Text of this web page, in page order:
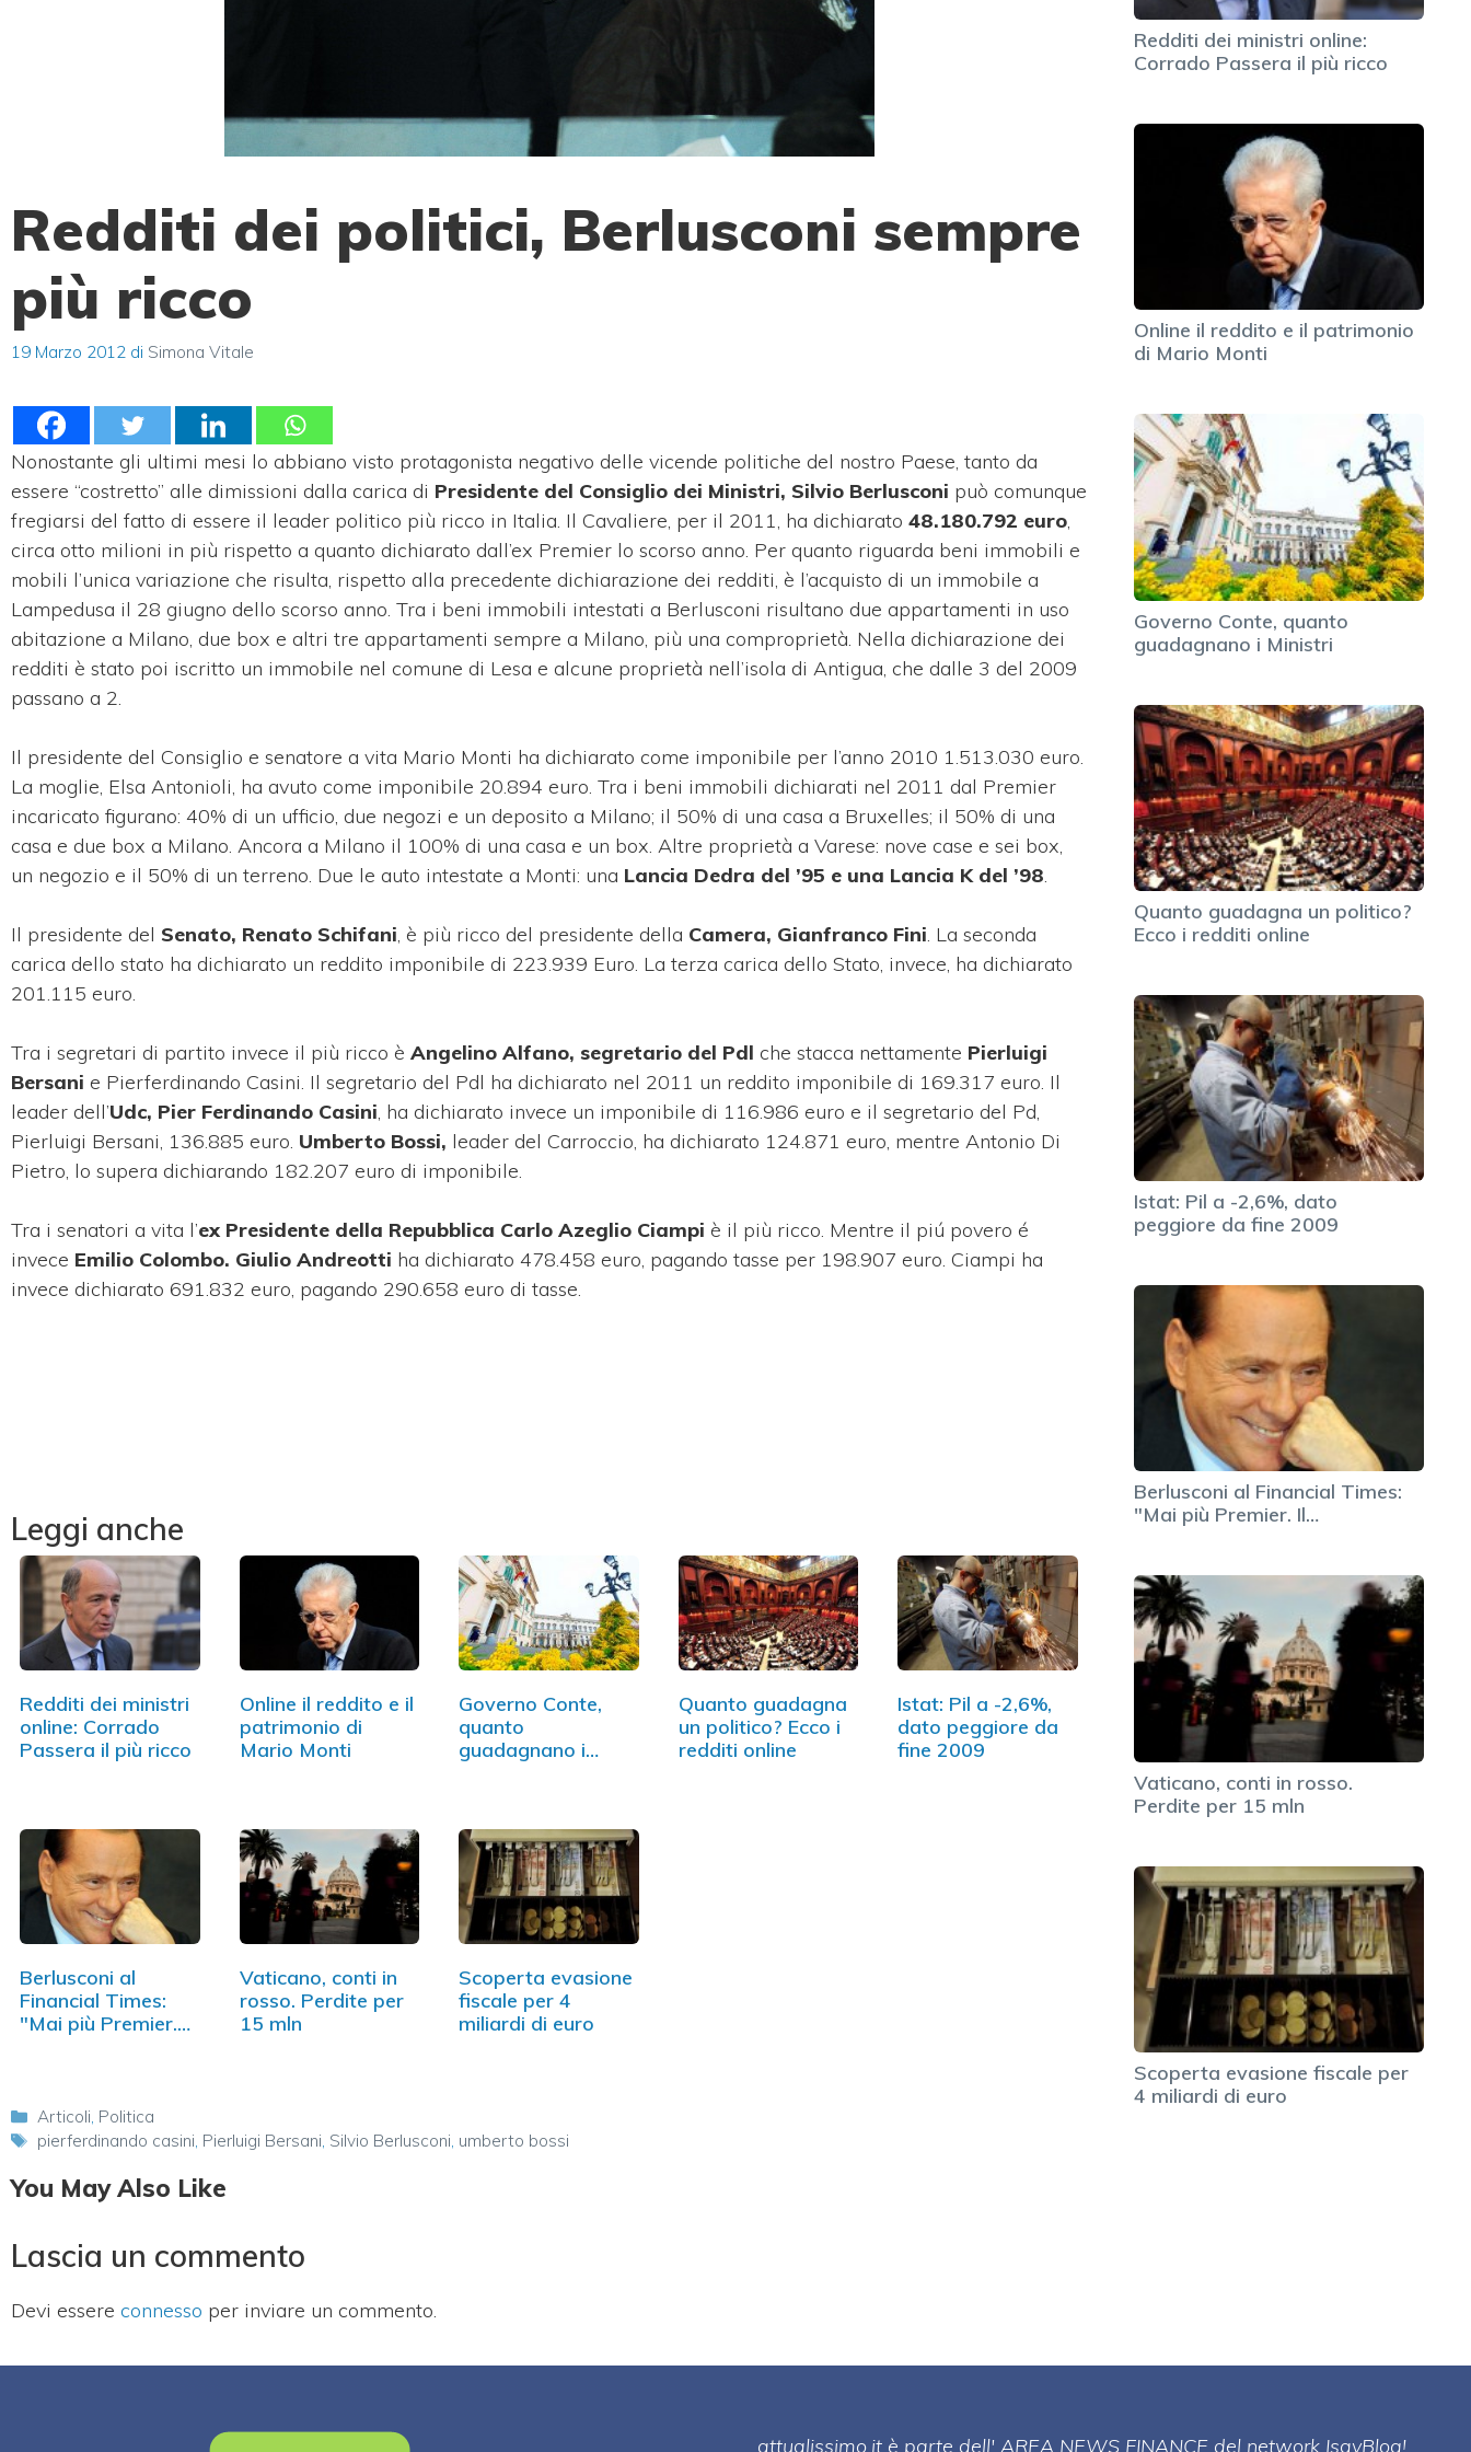
Redditi dei politici, Berlusconi sempre
più ricco
19 Marzo 2012 di Simona Vitale
Nonostante gli ultimi mesi lo abbiano visto protagonista negativo delle vicende politiche del nostro Paese, tanto da
essere “costretto” alle dimissioni dalla carica di Presidente del Consiglio dei Ministri, Silvio Berlusconi può comunque
fregiarsi del fatto di essere il leader politico più ricco in Italia. Il Cavaliere, per il 2011, ha dichiarato 48.180.792 euro
circa otto milioni in più rispetto a quanto dichiarato dall’ex Premier lo scorso anno. Per quanto riguarda beni immobili e
mobili l’unica variazione che risulta, rispetto alla precedente dichiarazione dei redditi, è l’acquisto di un immobile a
Lampedusa il 28 giugno dello scorso anno. Tra i beni immobili intestati a Berlusconi risultano due appartamenti in uso
abitazione a Milano, due box e altri tre appartamenti sempre a Milano, più una comproprietà. Nella dichiarazione dei
redditi è stato poi iscritto un immobile nel comune di Lesa e alcune proprietà nell’isola di Antigua, che dalle 3 del 2009
passano a 2.
Il presidente del Consiglio e senatore a vita Mario Monti ha dichiarato come imponibile per l’anno 2010 1.513.030 euro.
La moglie, Elsa Antonioli, ha avuto come imponibile 20.894 euro. Tra i beni immobili dichiarati nel 2011 dal Premier
incaricato figurano: 40% di un ufficio, due negozi e un deposito a Milano; il 50% di una casa a Bruxelles; il 50% di una
casa e due box a Milano. Ancora a Milano il 100% di una casa e un box. Altre proprietà a Varese: nove case e sei box,
un negozio e il 50% di un terreno. Due le auto intestate a Monti: una Lancia Dedra del ’95 e una Lancia K del ’98
Il presidente del Senato, Renato Schifani , è più ricco del presidente della Camera, Gianfranco Fini . La seconda
carica dello stato ha dichiarato un reddito imponibile di 223.939 Euro. La terza carica dello Stato, invece, ha dichiarato
201.115 euro.
Tra i segretari di partito invece il più ricco è Angelino Alfano, segretario del Pdl che stacca nettamente Pierluigi
Bersani e Pierferdinando Casini. Il segretario del Pdl ha dichiarato nel 2011 un reddito imponibile di 169.317 euro. Il
leader dell’Udc, Pier Ferdinando Casini , ha dichiarato invece un imponibile di 116.986 euro e il segretario del Pd,
Pierluigi Bersani, 136.885 euro. Umberto Bossi, leader del Carroccio, ha dichiarato 124.871 euro, mentre Antonio Di
Pietro, lo supera dichiarando 182.207 euro di imponibile.
Tra i senatori a vita l’ex Presidente della Repubblica Carlo Azeglio Ciampi è il più ricco. Mentre il piú povero é
invece Emilio Colombo. Giulio Andreotti ha dichiarato 478.458 euro, pagando tasse per 198.907 euro. Ciampi ha
invece dichiarato 691.832 euro, pagando 290.658 euro di tasse.
Leggi anche
Redditi dei ministri
online: Corrado
Passera il più ricco
Online il reddito e il
patrimonio di
Mario Monti
Governo Conte,
quanto
guadagnano i
Quanto guadagna
un politico? Ecco i
redditi online
Istat: Pil a -2,6%,
dato peggiore da
fine 2009
Berlusconi al
Financial Times:
"Mai più Premier.
Vaticano, conti in
rosso. Perdite per
15 mln
Scoperta evasione
fiscale per 4
miliardi di euro
Categorie
Articoli, Politica
Tag
pierferdinando casini, Pierluigi Bersani, Silvio Berlusconi, umberto bossi
You May Also Like
Lascia un commento
Devi essere connesso per inviare un commento.
Redditi dei ministri online:
Corrado Passera il più ricco
Online il reddito e il patrimonio
di Mario Monti
Governo Conte, quanto
guadagnano i Ministri
Quanto guadagna un politico?
Ecco i redditi online
Istat: Pil a -2,6%, dato
peggiore da fine 2009
Berlusconi al Financial Times:
"Mai più Premier. Il…
Vaticano, conti in rosso.
Perdite per 15 mln
Scoperta evasione fiscale per
4 miliardi di euro
attualissimo.it è parte dell' AREA NEWS FINANCE del network IsayBlog!